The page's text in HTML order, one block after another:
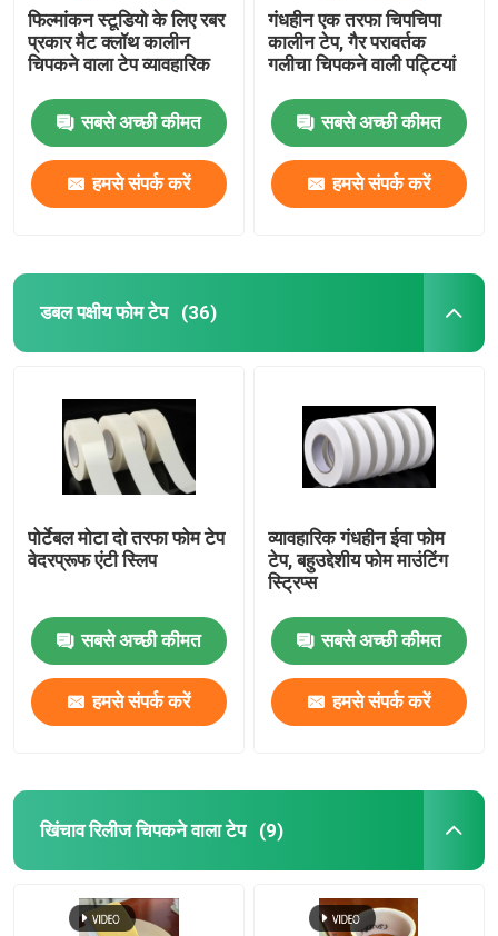
फिल्मांकन स्टूडियो के लिए रबर
प्रकार मैट क्लॉथ कालीन
चिपकने वाला टेप व्यावहारिक
सबसे अच्छी कीमत
हमसे संपर्क करें
गंधहीन एक तरफा चिपचिपा
कालीन टेप, गैर परावर्तक
गलीचा चिपकने वाली पट्टियां
सबसे अच्छी कीमत
हमसे संपर्क करें
डबल पक्षीय फोम टेप (36)
पोर्टेबल मोटा दो तरफा फोम टेप
वेदरप्रूफ एंटी स्लिप
सबसे अच्छी कीमत
हमसे संपर्क करें
व्यावहारिक गंधहीन ईवा फोम
टेप, बहुउद्देशीय फोम माउंटिंग
स्ट्रिप्स
सबसे अच्छी कीमत
हमसे संपर्क करें
खिंचाव रिलीज चिपकने वाला टेप (9)